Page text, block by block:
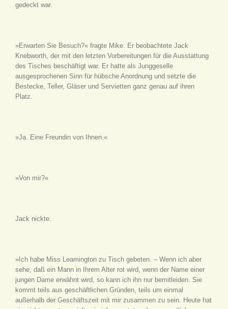
gedeckt war.
»Erwarten Sie Besuch?« fragte Mike. Er beobachtete Jack
Knebworth, der mit den letzten Vorbereitungen für die Ausstattung
des Tisches beschäftigt war. Er hatte als Junggeselle
ausgesprochenen Sinn für hübsche Anordnung und setzte die
Bestecke, Teller, Gläser und Servietten ganz genau auf ihren
Platz.
»Ja. Eine Freundin von Ihnen.«
»Von mir?«
Jack nickte.
»Ich habe Miss Leamington zu Tisch gebeten. – Wenn ich aber
sehe, daß ein Mann in Ihrem Alter rot wird, wenn der Name einer
jungen Dame erwähnt wird, so kann ich ihn nur bemitleiden. Sie
kommt teils aus geschäftlichen Gründen, teils um einmal
außerhalb der Geschäftszeit mit mir zusammen zu sein. Heute hat